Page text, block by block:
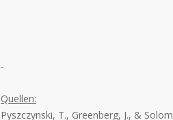
Quellen:
Pyszczynski, T., Greenberg, J., &